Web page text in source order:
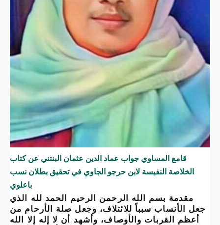
قامع المساوي جواب عماد الدين عثمان البنتني عن كتاب
الخلاصة النفيسة لابن حرجو الجاوي في تحقيق بطلان نسب
باعلوي
مقدمة بسم الله الرحمن الرحيم الحمد لله الذي
جعل الأنساب سبباً للائتلاف، وجعل صلة الأرحام من
أعظم القربات والأوصاف، وأشهد أن لا إله إلا الله